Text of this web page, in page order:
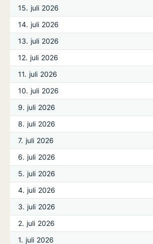
15. juli 2026
14. juli 2026
13. juli 2026
12. juli 2026
11. juli 2026
10. juli 2026
9. juli 2026
8. juli 2026
7. juli 2026
6. juli 2026
5. juli 2026
4. juli 2026
3. juli 2026
2. juli 2026
1. juli 2026